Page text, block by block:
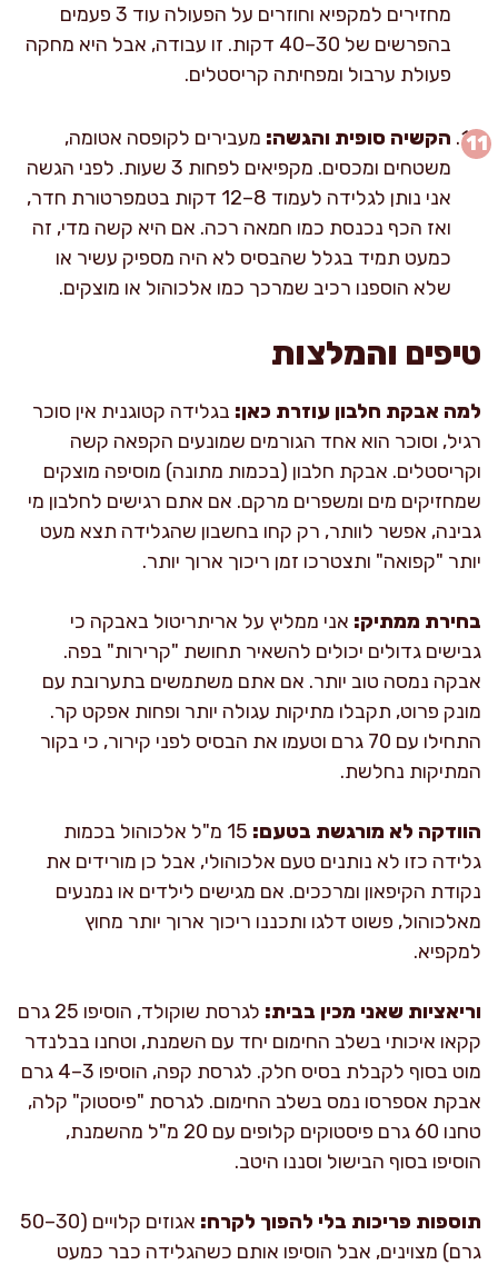
מחזירים למקפיא וחוזרים על הפעולה עוד 3 פעמים
בהפרשים של 30–40 דקות. זו עבודה, אבל היא מחקה
פעולת ערבול ומפחיתה קריסטלים.
הקשיה סופית והגשה: מעבירים לקופסה אטומה,
משטחים ומכסים. מקפיאים לפחות 3 שעות. לפני הגשה
אני נותן לגלידה לעמוד 8–12 דקות בטמפרטורת חדר,
ואז הכף נכנסת כמו חמאה רכה. אם היא קשה מדי, זה
כמעט תמיד בגלל שהבסיס לא היה מספיק עשיר או
שלא הוספנו רכיב שמרכך כמו אלכוהול או מוצקים.
טיפים והמלצות
למה אבקת חלבון עוזרת כאן: בגלידה קטוגנית אין סוכר
רגיל, וסוכר הוא אחד הגורמים שמונעים הקפאה קשה
וקריסטלים. אבקת חלבון (בכמות מתונה) מוסיפה מוצקים
שמחזיקים מים ומשפרים מרקם. אם אתם רגישים לחלבון מי
גבינה, אפשר לוותר, רק קחו בחשבון שהגלידה תצא מעט
יותר "קפואה" ותצטרכו זמן ריכוך ארוך יותר.
בחירת ממתיק: אני ממליץ על אריתריטול באבקה כי
גבישים גדולים יכולים להשאיר תחושת "קרירות" בפה.
אבקה נמסה טוב יותר. אם אתם משתמשים בתערובת עם
מונק פרוט, תקבלו מתיקות עגולה יותר ופחות אפקט קר.
התחילו עם 70 גרם וטעמו את הבסיס לפני קירור, כי בקור
המתיקות נחלשת.
הוודקה לא מורגשת בטעם:
15 מ"ל אלכוהול בכמות
גלידה כזו לא נותנים טעם אלכוהולי, אבל כן מורידים את
נקודת הקיפאון ומרככים. אם מגישים לילדים או נמנעים
מאלכוהול, פשוט דלגו ותכננו ריכוך ארוך יותר מחוץ
למקפיא.
וריאציות שאני מכין בבית:
לגרסת שוקולד, הוסיפו 25 גרם
קקאו איכותי בשלב החימום יחד עם השמנת, וטחנו בבלנדר
מוט בסוף לקבלת בסיס חלק. לגרסת קפה, הוסיפו 3–4 גרם
אבקת אספרסו נמס בשלב החימום. לגרסת "פיסטוק" קלה,
טחנו 60 גרם פיסטוקים קלופים עם 20 מ"ל מהשמנת,
הוסיפו בסוף הבישול וסננו היטב.
תוספות פריכות בלי להפוך לקרח:
אגוזים קלויים (30–50
גרם) מצוינים, אבל הוסיפו אותם כשהגלידה כבר כמעט